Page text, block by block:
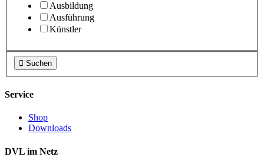
Ausbildung
Ausführung
Künstler
 Suchen
Service
Shop
Downloads
DVL im Netz